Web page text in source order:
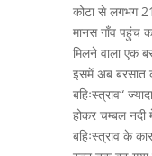
कोटा से लगभग
मानस गाँव पहुंच
मिलने वाला एक
इसमें अब बरसात
बहिःस्त्राव“
होकर चम्बल
बहिःस्त्राव के